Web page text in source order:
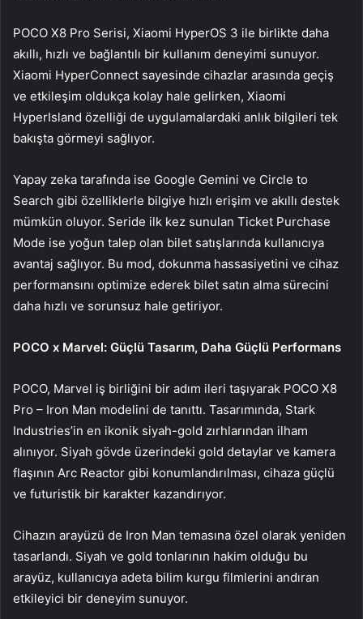
POCO X8 Pro Serisi, Xiaomi HyperOS 3 ile birlikte daha
akıllı, hızlı ve bağlantılı bir kullanım deneyimi sunuyor.
Xiaomi HyperConnect sayesinde cihazlar arasında geçiş
ve etkileşim oldukça kolay hale gelirken, Xiaomi
HyperIsland özelliği de uygulamalardaki anlık bilgileri tek
bakışta görmeyi sağlıyor.
Yapay zeka tarafında ise Google Gemini ve Circle to
Search gibi özelliklerle bilgiye hızlı erişim ve akıllı destek
mümkün oluyor. Seride ilk kez sunulan Ticket Purchase
Mode ise yoğun talep olan bilet satışlarında kullanıcıya
avantaj sağlıyor. Bu mod, dokunma hassasiyetini ve cihaz
performansını optimize ederek bilet satın alma sürecini
daha hızlı ve sorunsuz hale getiriyor.
POCO x Marvel: Güçlü Tasarım, Daha Güçlü Performans
POCO, Marvel iş birliğini bir adım ileri taşıyarak POCO X8
Pro – Iron Man modelini de tanıttı. Tasarımında, Stark
Industries’in en ikonik siyah-gold zırhlarından ilham
alınıyor. Siyah gövde üzerindeki gold detaylar ve kamera
flaşının Arc Reactor gibi konumlandırılması, cihaza güçlü
ve futuristik bir karakter kazandırıyor.
Cihazın arayüzü de Iron Man temasına özel olarak yeniden
tasarlandı. Siyah ve gold tonlarının hakim olduğu bu
arayüz, kullanıcıya adeta bilim kurgu filmlerini andıran
etkileyici bir deneyim sunuyor.